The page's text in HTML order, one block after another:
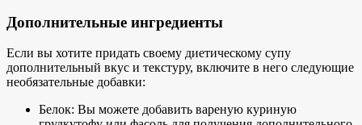
Дополнительные ингредиенты
Если вы хотите придать своему диетическому супу
дополнительный вкус и текстуру, включите в него следующие
необязательные добавки:
Белок: Вы можете добавить вареную куриную